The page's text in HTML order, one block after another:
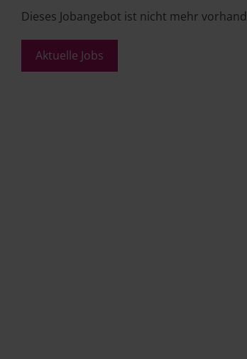
Dieses Jobangebot ist nicht mehr
Aktuelle Jobs
FAIRmittlung
Ergebnisse
Geschichte
Zeiterfassung